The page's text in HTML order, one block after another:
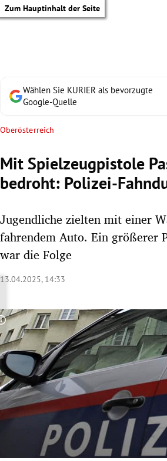
Zum Hauptinhalt der Seite
Untermenü
Untermenü
Untermenü
Untermenü
Untermenü
Untermenü
Untermenü
Wählen Sie KURIER als bevorzugte
Google-Quelle
Oberösterreich
Mit Spielzeugpistole
bedroht: Polizei-
Jugendliche zielten mit einer
fahrendem Auto. Ein größerer
war die Folge
13.04.2025, 14:33
Copyright-Hinweis öffnen/schließen